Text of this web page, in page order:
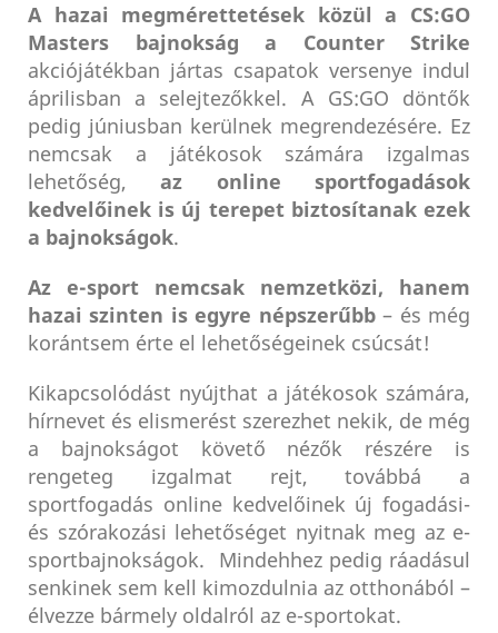
A hazai megmérettetések közül a CS:GO
Masters bajnokság a Counter Strike
akciójátékban jártas csapatok versenye indul
áprilisban a selejtezőkkel. A GS:GO döntők
pedig júniusban kerülnek megrendezésére. Ez
nemcsak a játékosok számára izgalmas
lehetőség,az online sportfogadások
kedvelőinek is új terepet biztosítanak ezek
a bajnokságok.
Az e-sport nemcsak nemzetközi, hanem
hazai szinten is egyre népszerűbb– és még
korántsem érte el lehetőségeinek csúcsát!
Kikapcsolódást nyújthat a játékosok számára,
hírnevet és elismerést szerezhet nekik, de még
a bajnokságot követő nézők részére is
rengeteg izgalmat rejt, továbbá a
sportfogadás online kedvelőinek új fogadási-
és szórakozási lehetőséget nyitnak meg az e-
sportbajnokságok. Mindehhez pedig ráadásul
senkinek sem kell kimozdulnia az otthonából –
élvezze bármely oldalról az e-sportokat.